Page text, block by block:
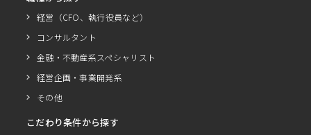
経営（CFO、執行役員など）
コンサルタント
金融・不動産系スペシャリスト
経営企画・事業開発系
その他
こだわり条件から探す